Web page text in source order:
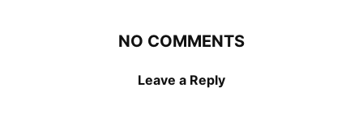
NO COMMENTS
Leave a Reply